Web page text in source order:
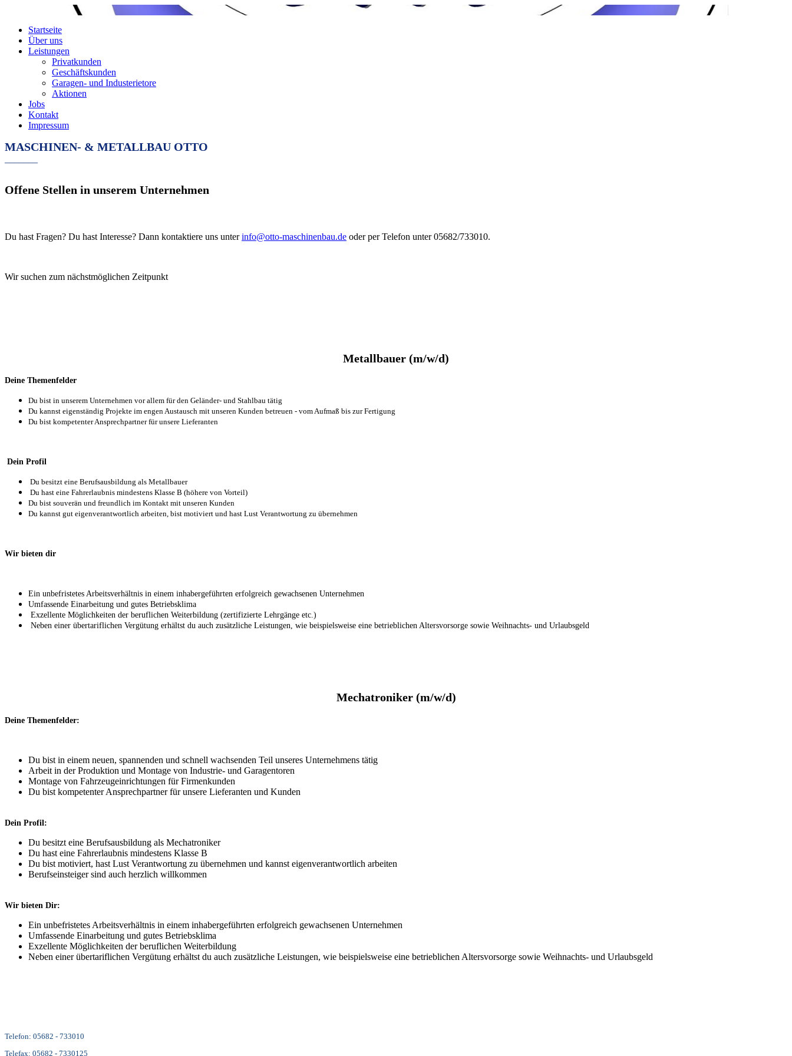
Startseite
Über uns
Leistungen
Privatkunden
Geschäftskunden
Garagen- und Industerietore
Aktionen
Jobs
Kontakt
Impressum
MASCHINEN- & METALLBAU OTTO
Offene Stellen in unserem Unternehmen
Du hast Fragen? Du hast Interesse? Dann kontaktiere uns unterinfo@otto-maschinenbau.de oder per Telefon unter 05682/733010.
Wir suchen zum nächstmöglichen Zeitpunkt
Metallbauer (m/w/d)
Deine Themenfelder
Du bist in unserem Unternehmen vor allem für den Geländer- und Stahlbau tätig
Du kannst eigenständig Projekte im engen Austausch mit unseren Kunden betreuen - vom Aufmaß bis zur Fertigung
Du bist kompetenter Ansprechpartner für unsere Lieferanten
Dein Profil
Du besitzt eine Berufsausbildung als Metallbauer
Du hast eine Fahrerlaubnis mindestens Klasse B (höhere von Vorteil)
Du bist souverän und freundlich im Kontakt mit unseren Kunden
Du kannst gut eigenverantwortlich arbeiten, bist motiviert und hast Lust Verantwortung zu übernehmen
Wir bieten dir
Ein unbefristetes Arbeitsverhältnis in einem inhabergeführten erfolgreich gewachsenen Unternehmen
Umfassende Einarbeitung und gutes Betriebsklima
Exzellente Möglichkeiten der beruflichen Weiterbildung (zertifizierte Lehrgänge etc.)
Neben einer übertariflichen Vergütung erhältst du auch zusätzliche Leistungen, wie beispielsweise eine betrieblichen Altersvorsorge sowie Weihnachts- und Urlaubsgeld
Mechatroniker (m/w/d)
Deine Themenfelder:
Du bist in einem neuen, spannenden und schnell wachsenden Teil unseres Unternehmens tätig
Arbeit in der Produktion und Montage von Industrie- und Garagentoren
Montage von Fahrzeugeinrichtungen für Firmenkunden
Du bist kompetenter Ansprechpartner für unsere Lieferanten und Kunden
Dein Profil:
Du besitzt eine Berufsausbildung als Mechatroniker
Du hast eine Fahrerlaubnis mindestens Klasse B
Du bist motiviert, hast Lust Verantwortung zu übernehmen und kannst eigenverantwortlich arbeiten
Berufseinsteiger sind auch herzlich willkommen
Wir bieten Dir:
Ein unbefristetes Arbeitsverhältnis in einem inhabergeführten erfolgreich gewachsenen Unternehmen
Umfassende Einarbeitung und gutes Betriebsklima
Exzellente Möglichkeiten der beruflichen Weiterbildung
Neben einer übertariflichen Vergütung erhältst du auch zusätzliche Leistungen, wie beispielsweise eine betrieblichen Altersvorsorge sowie Weihnachts- und Urlaubsgeld
Telefon: 05682 - 733010
Telefax: 05682 - 7330125